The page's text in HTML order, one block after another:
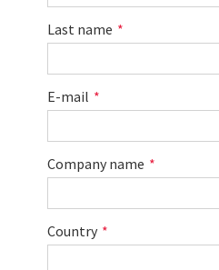
Last name
E-mail
Company name
Country